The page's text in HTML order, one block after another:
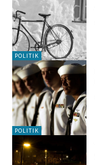
POLITIK
POLITIK